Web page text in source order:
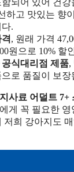
되어 있어 건강
하고 맛있는 향
.
, 원래 가격
원으로 10% 할
식대리점 제품,
로 품질이 보장
사료 어덜트 7+
게 꼭 필요한
저희 강아지도